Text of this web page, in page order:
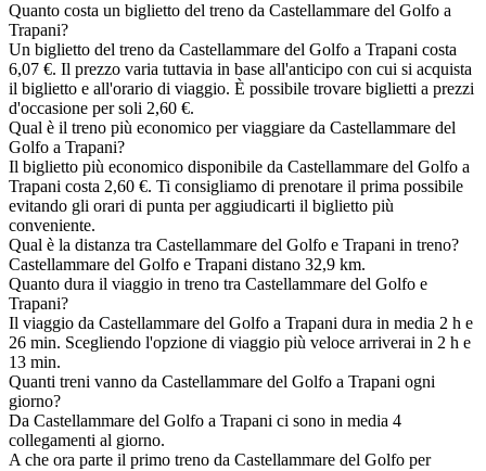
Quanto costa un biglietto del treno da Castellammare del Golfo a
Trapani?
Un biglietto del treno da Castellammare del Golfo a Trapani costa
6,07 €. Il prezzo varia tuttavia in base all'anticipo con cui si acquista
il biglietto e all'orario di viaggio. È possibile trovare biglietti a prezzi
d'occasione per soli 2,60 €.
Qual è il treno più economico per viaggiare da Castellammare del
Golfo a Trapani?
Il biglietto più economico disponibile da Castellammare del Golfo a
Trapani costa 2,60 €. Ti consigliamo di prenotare il prima possibile
evitando gli orari di punta per aggiudicarti il biglietto più
conveniente.
Qual è la distanza tra Castellammare del Golfo e Trapani in treno?
Castellammare del Golfo e Trapani distano 32,9 km.
Quanto dura il viaggio in treno tra Castellammare del Golfo e
Trapani?
Il viaggio da Castellammare del Golfo a Trapani dura in media 2 h e
26 min. Scegliendo l'opzione di viaggio più veloce arriverai in 2 h e
13 min.
Quanti treni vanno da Castellammare del Golfo a Trapani ogni
giorno?
Da Castellammare del Golfo a Trapani ci sono in media 4
collegamenti al giorno.
A che ora parte il primo treno da Castellammare del Golfo per